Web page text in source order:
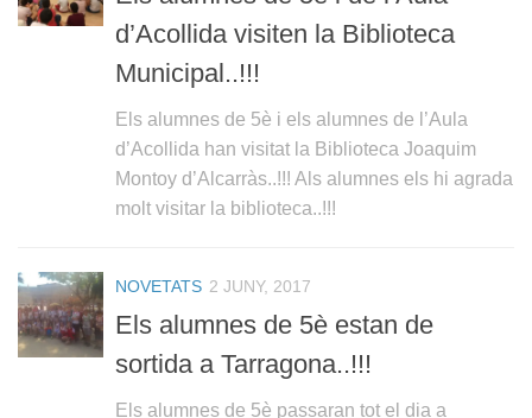
d’Acollida visiten la Biblioteca
Municipal..!!!
Els alumnes de 5è i els alumnes de l’Aula
d’Acollida han visitat la Biblioteca Joaquim
Montoy d’Alcarràs..!!! Als alumnes els hi agrada
molt visitar la biblioteca..!!!
NOVETATS 2 JUNY, 2017
Els alumnes de 5è estan de
sortida a Tarragona..!!!
Els alumnes de 5è passaran tot el dia a